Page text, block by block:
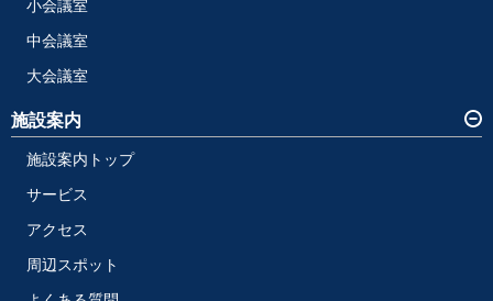
小会議室
中会議室
大会議室
施設案内
施設案内トップ
サービス
アクセス
周辺スポット